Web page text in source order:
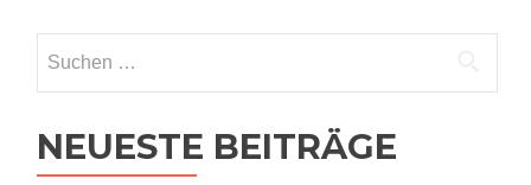
Business
zu
finden!
nach:
NEUESTE BEITRÄGE